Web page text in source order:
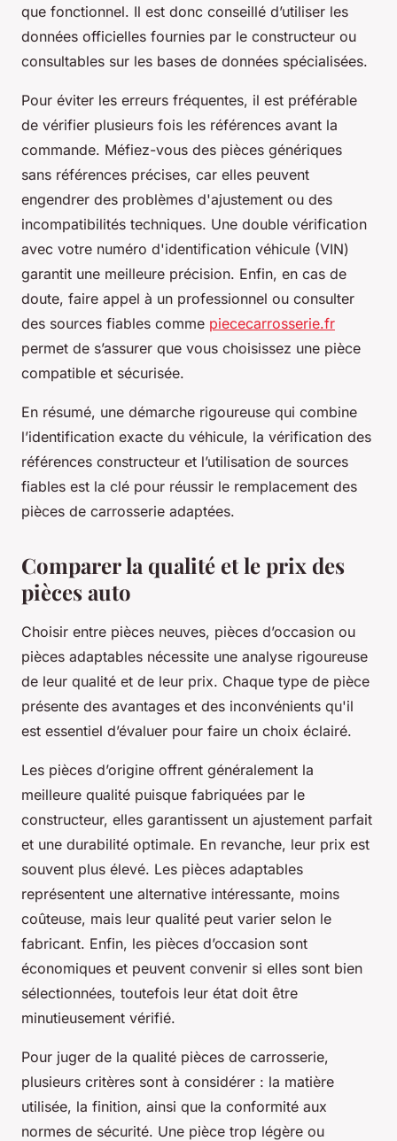
que fonctionnel. Il est donc conseillé d’utiliser les
données officielles fournies par le constructeur ou
consultables sur les bases de données spécialisées.
Pour éviter les erreurs fréquentes, il est préférable
de vérifier plusieurs fois les références avant la
commande. Méfiez-vous des pièces génériques
sans références précises, car elles peuvent
engendrer des problèmes d'ajustement ou des
incompatibilités techniques. Une double vérification
avec votre numéro d'identification véhicule (VIN)
garantit une meilleure précision. Enfin, en cas de
doute, faire appel à un professionnel ou consulter
des sources fiables comme piececarrosserie.fr
permet de s’assurer que vous choisissez une pièce
compatible et sécurisée.
En résumé, une démarche rigoureuse qui combine
l’identification exacte du véhicule, la vérification des
références constructeur et l’utilisation de sources
fiables est la clé pour réussir le remplacement des
pièces de carrosserie adaptées.
Comparer la qualité et le prix des
pièces auto
Choisir entre pièces neuves, pièces d’occasion ou
pièces adaptables nécessite une analyse rigoureuse
de leur qualité et de leur prix. Chaque type de pièce
présente des avantages et des inconvénients qu'il
est essentiel d’évaluer pour faire un choix éclairé.
Les pièces d’origine offrent généralement la
meilleure qualité puisque fabriquées par le
constructeur, elles garantissent un ajustement parfait
et une durabilité optimale. En revanche, leur prix est
souvent plus élevé. Les pièces adaptables
représentent une alternative intéressante, moins
coûteuse, mais leur qualité peut varier selon le
fabricant. Enfin, les pièces d’occasion sont
économiques et peuvent convenir si elles sont bien
sélectionnées, toutefois leur état doit être
minutieusement vérifié.
Pour juger de la qualité pièces de carrosserie,
plusieurs critères sont à considérer : la matière
utilisée, la finition, ainsi que la conformité aux
normes de sécurité. Une pièce trop légère ou